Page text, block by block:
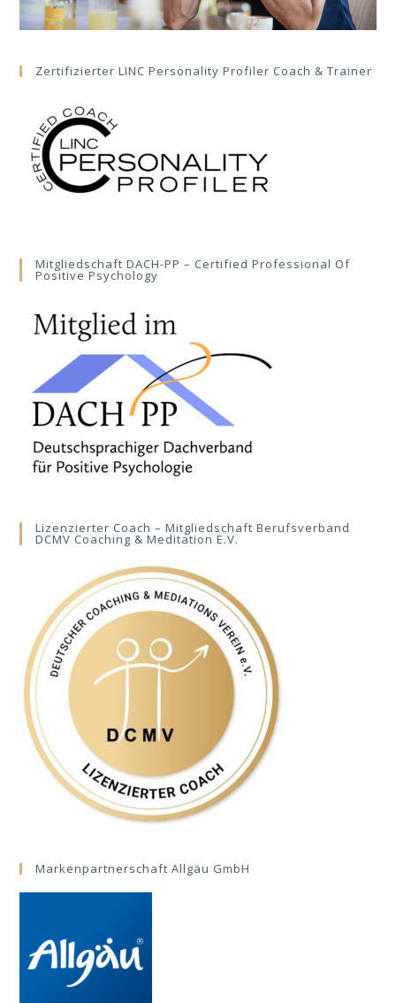
Zertifizierter LINC Personality Profiler Coach & Trainer
Mitgliedschaft DACH-PP – Certified Professional Of
Positive Psychology
Lizenzierter Coach – Mitgliedschaft Berufsverband
DCMV Coaching & Meditation E.V.
Markenpartnerschaft Allgäu GmbH